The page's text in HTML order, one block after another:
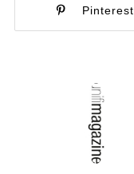
Pinterest